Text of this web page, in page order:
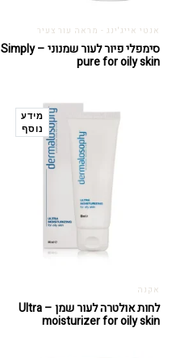
אנטי אייג'ינג - מראה עור צעיר
סימפלי פיור לעור שמנוני – Simply
pure for oily skin
מידע
נוסף
אקנה
לחות אולטרה לעור שמן – Ultra
moisturizer for oily skin